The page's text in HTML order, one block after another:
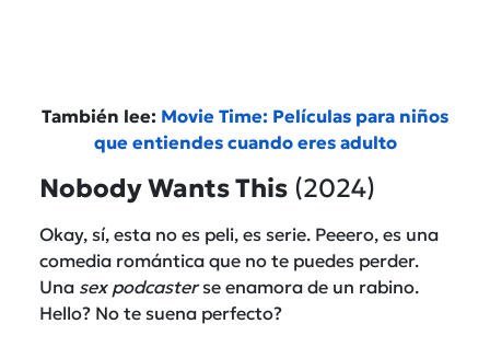
También lee: Movie Time: Películas para niños
que entiendes cuando eres adulto
Nobody Wants This (2024)
Okay, sí, esta no es peli, es serie. Peeero, es una
comedia romántica que no te puedes perder.
Una sex podcasterse enamora de un rabino.
Hello? No te suena perfecto?